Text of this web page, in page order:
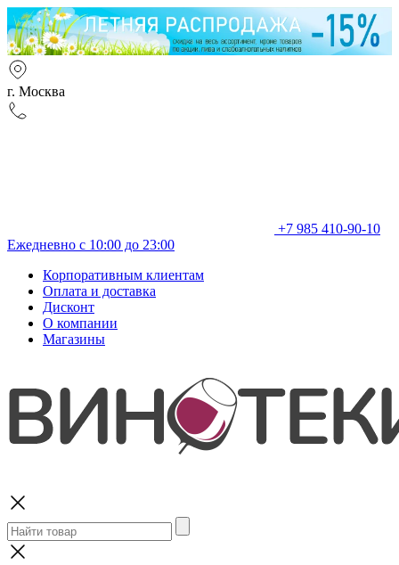
г. Москва
+7 985 410-90-10
Ежедневно с 10:00 до 23:00
Корпоративным клиентам
Оплата и доставка
Дисконт
О компании
Магазины